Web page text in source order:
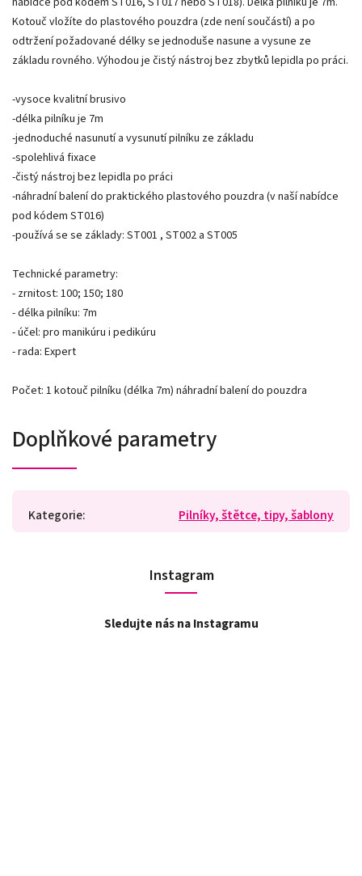
Kotouč vložíte do plastového pouzdra (zde není součástí) a po
odtržení požadované délky se jednoduše nasune a vysune ze
základu rovného. Výhodou je čistý nástroj bez zbytků lepidla po práci.
-vysoce kvalitní brusivo
-délka pilníku je 7m
-jednoduché nasunutí a vysunutí pilníku ze základu
-spolehlivá fixace
-čistý nástroj bez lepidla po práci
-náhradní balení do praktického plastového pouzdra (v naší nabídce
pod kódem ST016)
-používá se se základy: ST001 , ST002 a ST005
Technické parametry:
- zrnitost: 100; 150; 180
- délka pilníku: 7m
- účel: pro manikúru i pedikúru
- rada: Expert
Počet: 1 kotouč pilníku (délka 7m) náhradní balení do pouzdra
Doplňkové parametry
Kategorie: Pilníky, štětce, tipy, šablony
Instagram
Sledujte nás na Instagramu